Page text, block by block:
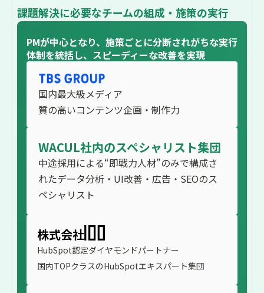
課題解決に必要なチームの組成・施策の実行
PMが中心となり、施策ごとに分断されがちな実行
体制を統括し、スピーディーな改善を実現
国内最大級メディア
質の高いコンテンツ企画・制作力
WACUL社内のスペシャリスト集団
中途採用による“即戦力人材”のみで構成さ
れたデータ分析・UI改善・広告・SEOのス
ペシャリスト
株式会社
HubSpot認定ダイヤモンドパートナー
国内TOPクラスのHubSpotエキスパート集団